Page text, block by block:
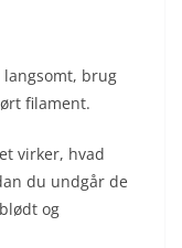
langsomt, brug
filament.
virker, hvad
du undgår de
og